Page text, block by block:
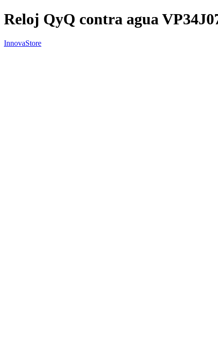
Reloj QyQ contra agua
InnovaStore